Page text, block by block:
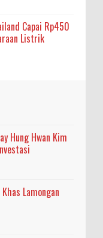
Capai Rp450
Listrik
Hung Hwan Kim
Lamongan